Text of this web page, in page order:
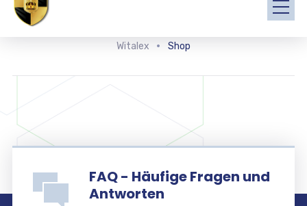
Witalex Shop
FAQ - Häufige Fragen und
Antworten